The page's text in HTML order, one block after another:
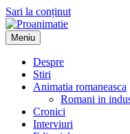
Sari la conținut
Proanimatie
Stiri despre filme de animatie
Meniu
Despre
Stiri
Animatia romaneasca
Romani in
Cronici
Interviuri